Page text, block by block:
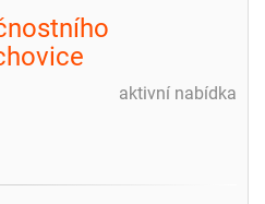
aktivní nabídka